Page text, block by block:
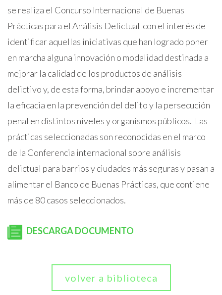
se realiza el Concurso Internacional de Buenas
Prácticas para el Análisis Delictual con el interés de
identificar aquellas iniciativas que han logrado poner
en marcha alguna innovación o modalidad destinada a
mejorar la calidad de los productos de análisis
delictivo y, de esta forma, brindar apoyo e incrementar
la eficacia en la prevención del delito y la persecución
penal en distintos niveles y organismos públicos. Las
prácticas seleccionadas son reconocidas en el marco
de la Conferencia internacional sobre análisis
delictual para barrios y ciudades más seguras y pasan a
alimentar el Banco de Buenas Prácticas, que contiene
más de 80 casos seleccionados.
DESCARGA DOCUMENTO
volver a biblioteca